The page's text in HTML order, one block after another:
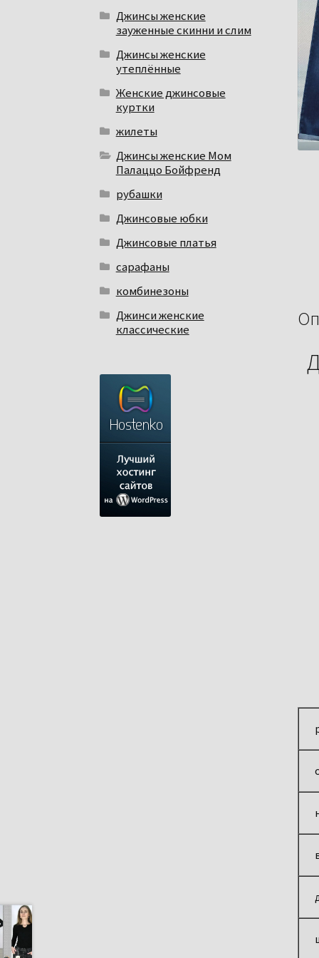
Джинсы женские
зауженные скинни и слим
Джинсы женские
утеплённые
Женские джинсовые
куртки
жилеты
Джинсы женские Мом
Палаццо Бойфренд
рубашки
Джинсовые юбки
Джинсовые платья
сарафаны
комбинезоны
Джинси женские
классические